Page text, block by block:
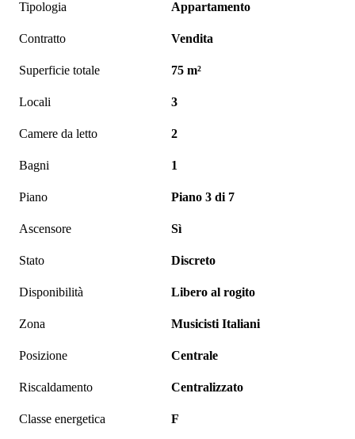
Tipologia Appartamento
Contratto Vendita
Superficie totale 75 m²
Locali 3
Camere da letto 2
Bagni 1
Piano Piano 3 di 7
Ascensore Sì
Stato Discreto
Disponibilità Libero al rogito
Zona Musicisti Italiani
Posizione Centrale
Riscaldamento Centralizzato
Classe energetica F